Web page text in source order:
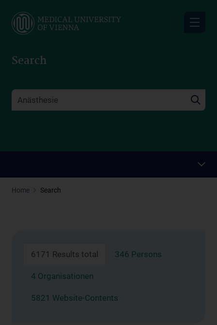
main
Search
Home Search
6171 Results total 346 Persons
4 Organisationen
5821 Website-Contents